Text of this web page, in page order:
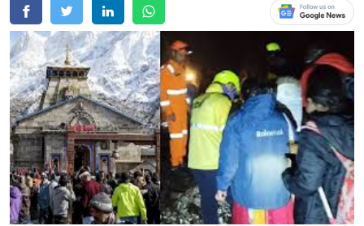
उत्तराखंड
अल्मोड़ा
चंपावत
चमोली
देहरादून
नैनीताल